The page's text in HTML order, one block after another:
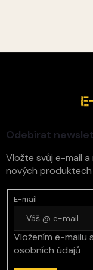
Odebírat
Vložte svůj e-mail
nových
E-mail
Vložením e-mailu
osobních údajů